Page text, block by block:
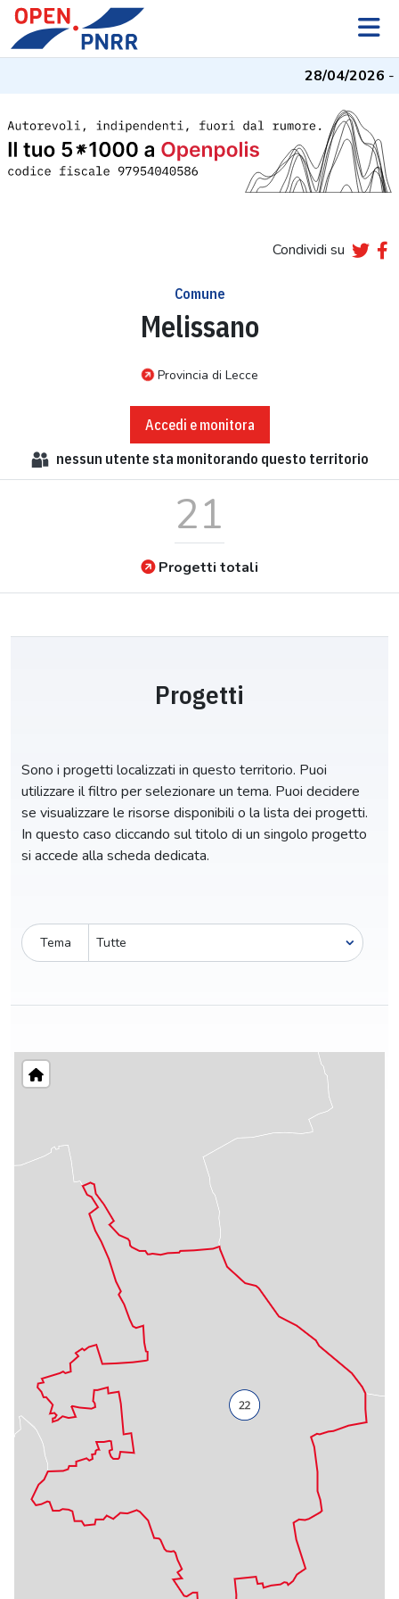
28/04/2026- I
Condividi su
Comune
Melissano
Provincia di Lecce
Accedi e monitora
nessun utente sta monitorando questo territorio
21
Progetti totali
Progetti
Sono i progetti localizzati in questo territorio. Puoi
utilizzare il filtro per selezionare un tema. Puoi decidere
se visualizzare le risorse disponibili o la lista dei progetti.
In questo caso cliccando sul titolo di un singolo progetto
si accede alla scheda dedicata.
Tema
Pro-capite